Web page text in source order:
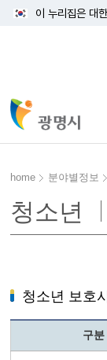
이 누리집은 대
home 분야별정보
청소년
청소년 보호
구분